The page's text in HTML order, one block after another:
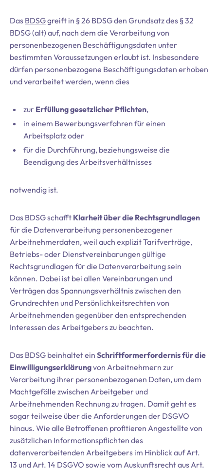
Das BDSGgreift in § 26 BDSG den Grundsatz des § 32
BDSG (alt) auf, nach dem die Verarbeitung von
personenbezogenen Beschäftigungsdaten unter
bestimmten Voraussetzungen erlaubt ist. Insbesondere
dürfen personenbezogene Beschäftigungsdaten erhoben
und verarbeitet werden, wenn dies
zur Erfüllung gesetzlicher Pflichten,
in einem Bewerbungsverfahren für einen
Arbeitsplatz oder
für die Durchführung, beziehungsweise die
Beendigung des Arbeitsverhältnisses
notwendig ist.
Das BDSG schafft Klarheit über die Rechtsgrundlagen
für die Datenverarbeitung personenbezogener
Arbeitnehmerdaten, weil auch explizit Tarifverträge,
Betriebs- oder Dienstvereinbarungen gültige
Rechtsgrundlagen für die Datenverarbeitung sein
können. Dabei ist bei allen Vereinbarungen und
Verträgen das Spannungsverhältnis zwischen den
Grundrechten und Persönlichkeitsrechten von
Arbeitnehmenden gegenüber den entsprechenden
Interessen des Arbeitgebers zu beachten.
Das BDSG beinhaltet ein Schriftformerfordernis für die
Einwilligungserklärungvon Arbeitnehmern zur
Verarbeitung ihrer personenbezogenen Daten, um dem
Machtgefälle zwischen Arbeitgeber und
Arbeitnehmenden Rechnung zu tragen. Damit geht es
sogar teilweise über die Anforderungen der DSGVO
hinaus. Wie alle Betroffenen profitieren Angestellte von
zusätzlichen Informationspflichten des
datenverarbeitenden Arbeitgebers im Hinblick auf Art.
13 und Art. 14 DSGVO sowie vom Auskunftsrecht aus Art.